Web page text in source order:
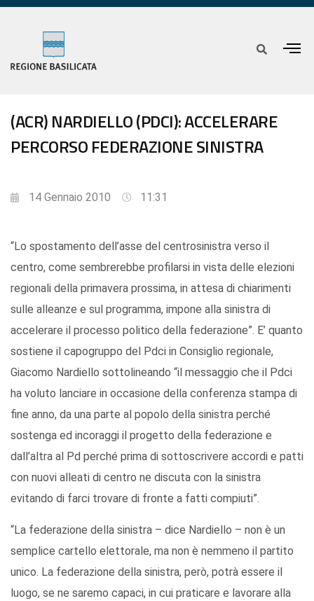
(ACR) NARDIELLO (PDCI): ACCELERARE
PERCORSO FEDERAZIONE SINISTRA
14 Gennaio 2010 11:31
“Lo spostamento dell’asse del centrosinistra verso il
centro, come sembrerebbe profilarsi in vista delle elezioni
regionali della primavera prossima, in attesa di chiarimenti
sulle alleanze e sul programma, impone alla sinistra di
accelerare il processo politico della federazione”. E’ quanto
sostiene il capogruppo del Pdci in Consiglio regionale,
Giacomo Nardiello sottolineando “il messaggio che il Pdci
ha voluto lanciare in occasione della conferenza stampa di
fine anno, da una parte al popolo della sinistra perché
sostenga ed incoraggi il progetto della federazione e
dall’altra al Pd perché prima di sottoscrivere accordi e patti
con nuovi alleati di centro ne discuta con la sinistra
evitando di farci trovare di fronte a fatti compiuti”.
“La federazione della sinistra – dice Nardiello – non è un
semplice cartello elettorale, ma non è nemmeno il partito
unico. La federazione della sinistra, però, potrà essere il
luogo, se ne saremo capaci, in cui praticare e lavorare alla